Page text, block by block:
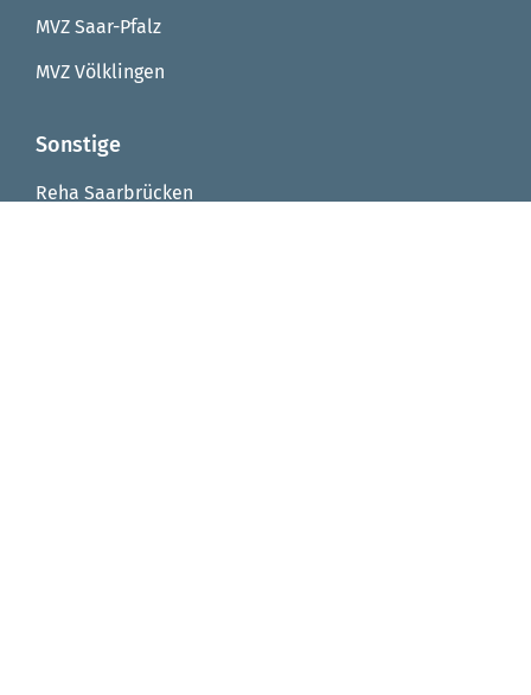
MVZ Saar-Pfalz
MVZ Völklingen
Sonstige
Reha Saarbrücken